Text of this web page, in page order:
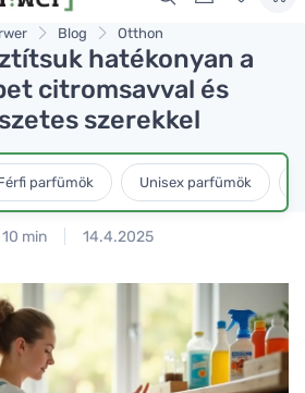
Blog Otthon
hatékonyan a
citromsavval és
szerekkel
parfümök Unisex parfümök
10 min 14.4.2025